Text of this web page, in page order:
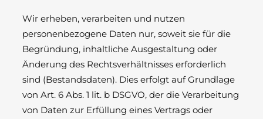
Wir erheben, verarbeiten und nutzen
personenbezogene Daten nur, soweit sie für die
Begründung, inhaltliche Ausgestaltung oder
Änderung des Rechtsverhältnisses erforderlich
sind (Bestandsdaten). Dies erfolgt auf Grundlage
von Art. 6 Abs. 1 lit. b DSGVO, der die Verarbeitung
von Daten zur Erfüllung eines Vertrags oder